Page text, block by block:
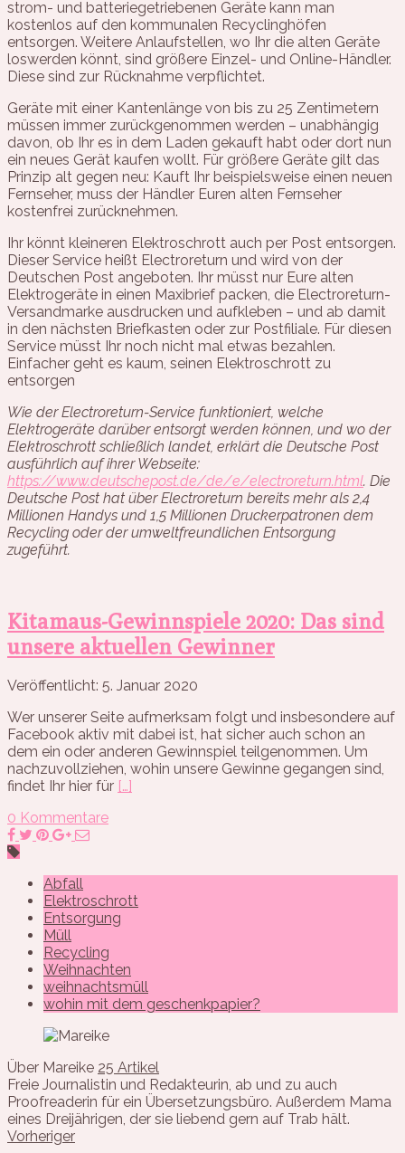
strom- und batteriegetriebenen Geräte kann man
kostenlos auf den kommunalen Recyclinghöfen
entsorgen. Weitere Anlaufstellen, wo Ihr die alten Geräte
loswerden könnt, sind größere Einzel- und Online-Händler.
Diese sind zur Rücknahme verpflichtet.
Geräte mit einer Kantenlänge von bis zu 25 Zentimetern
müssen immer zurückgenommen werden – unabhängig
davon, ob Ihr es in dem Laden gekauft habt oder dort nun
ein neues Gerät kaufen wollt. Für größere Geräte gilt das
Prinzip alt gegen neu: Kauft Ihr beispielsweise einen neuen
Fernseher, muss der Händler Euren alten Fernseher
kostenfrei zurücknehmen.
Ihr könnt kleineren Elektroschrott auch per Post entsorgen.
Dieser Service heißt Electroreturn und wird von der
Deutschen Post angeboten. Ihr müsst nur Eure alten
Elektrogeräte in einen Maxibrief packen, die Electroreturn-
Versandmarke ausdrucken und aufkleben – und ab damit
in den nächsten Briefkasten oder zur Postfiliale. Für diesen
Service müsst Ihr noch nicht mal etwas bezahlen.
Einfacher geht es kaum, seinen Elektroschrott zu
entsorgen
Wie der Electroreturn-Service funktioniert, welche
Elektrogeräte darüber entsorgt werden können, und wo der
Elektroschrott schließlich landet, erklärt die Deutsche Post
ausführlich auf ihrer Webseite:
https://www.deutschepost.de/de/e/electroreturn.html. Die
Deutsche Post hat über Electroreturn bereits mehr als 2,4
Millionen Handys und 1,5 Millionen Druckerpatronen dem
Recycling oder der umweltfreundlichen Entsorgung
zugeführt.
Kitamaus-Gewinnspiele 2020: Das sind
unsere aktuellen Gewinner
Veröffentlicht: 5. Januar 2020
Wer unserer Seite aufmerksam folgt und insbesondere auf
Facebook aktiv mit dabei ist, hat sicher auch schon an
dem ein oder anderen Gewinnspiel teilgenommen. Um
nachzuvollziehen, wohin unsere Gewinne gegangen sind,
findet Ihr hier für […]
0 Kommentare
Abfall
Elektroschrott
Entsorgung
Müll
Recycling
Weihnachten
weihnachtsmüll
wohin mit dem geschenkpapier?
Über Mareike 25 Artikel
Freie Journalistin und Redakteurin, ab und zu auch
Proofreaderin für ein Übersetzungsbüro. Außerdem Mama
eines Dreijährigen, der sie liebend gern auf Trab hält.
Vorheriger